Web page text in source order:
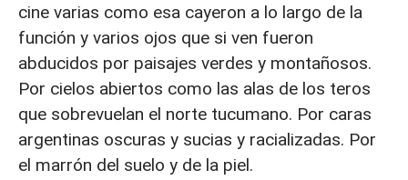
cine varias como esa cayeron a lo largo de la
función y varios ojos que si ven fueron
abducidos por paisajes verdes y montañosos.
Por cielos abiertos como las alas de los teros
que sobrevuelan el norte tucumano. Por caras
argentinas oscuras y sucias y racializadas. Por
el marrón del suelo y de la piel.